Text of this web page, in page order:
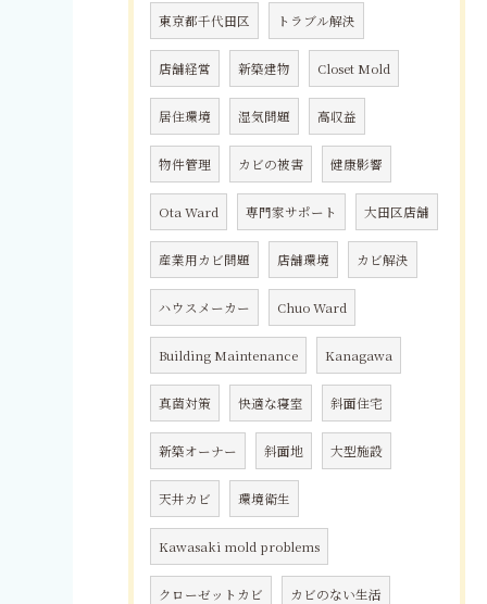
東京都千代田区 トラブル解決
店舗経営 新築建物 Closet Mold
居住環境 湿気問題 高収益
物件管理 カビの被害 健康影響
Ota Ward 専門家サポート 大田区店舗
産業用カビ問題 店舗環境 カビ解決
ハウスメーカー Chuo Ward
Building Maintenance Kanagawa
真菌対策 快適な寝室 斜面住宅
新築オーナー 斜面地 大型施設
天井カビ 環境衛生
Kawasaki mold problems
クローゼットカビ カビのない生活